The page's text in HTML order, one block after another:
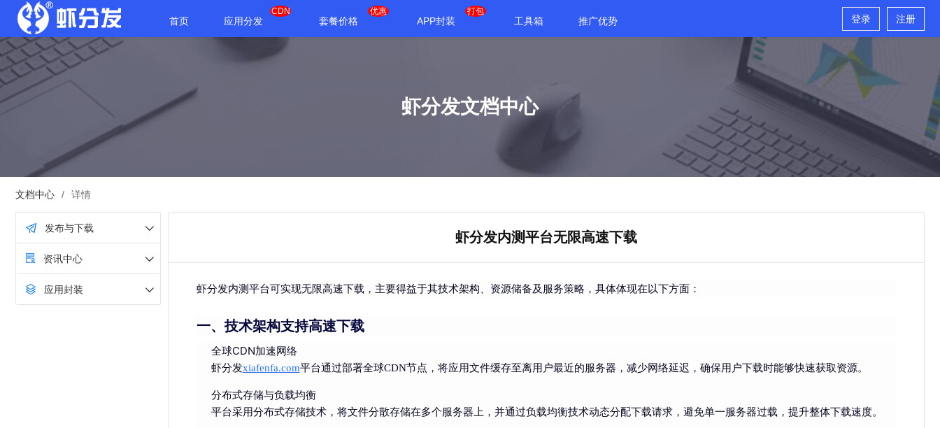
首页 应用分发
CDN
套餐价格
优惠
APP封装
打包
工具箱 推广优势 登录 注册
虾分发文档中心
文档中心 / 详情
发布与下载
资讯中心
应用封装
虾分发内测平台无限高速下载
虾分发内测平台可实现无限高速下载 ，主要得益于其技术架构、资源储备及服务策略，具体体现在以下方面：
一、技术架构支持高速下载
全球CDN加速网络
虾分发xiafenfa.com平台通过部署全球CDN节点，将应用文件缓存至离用户最近的服务器，减少网络延迟，确保用户下载时能够快速获取资源。
分布式存储与负载均衡
平台采用分布式存储技术，将文件分散存储在多个服务器上，并通过负载均衡技术动态分配下载请求，避免单一服务器过载，提升整体下载速度。